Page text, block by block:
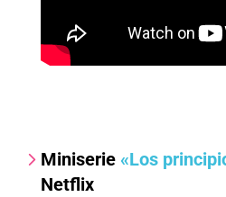
Miniserie «Los
Netflix